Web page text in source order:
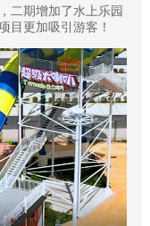
二期增加了水上乐园
更加吸引游客！